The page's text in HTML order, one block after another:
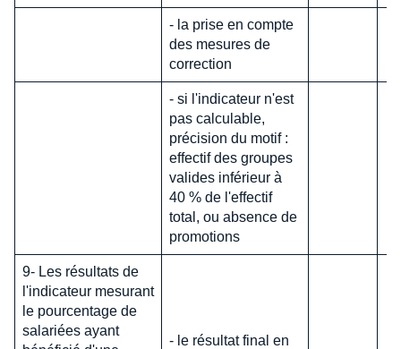
- la prise en compte
des mesures de
correction
- si l'indicateur n'est
pas calculable,
précision du motif :
effectif des groupes
valides inférieur à
40 % de l'effectif
total, ou absence de
promotions
9- Les résultats de
l'indicateur mesurant
le pourcentage de
salariées ayant
- le résultat final en